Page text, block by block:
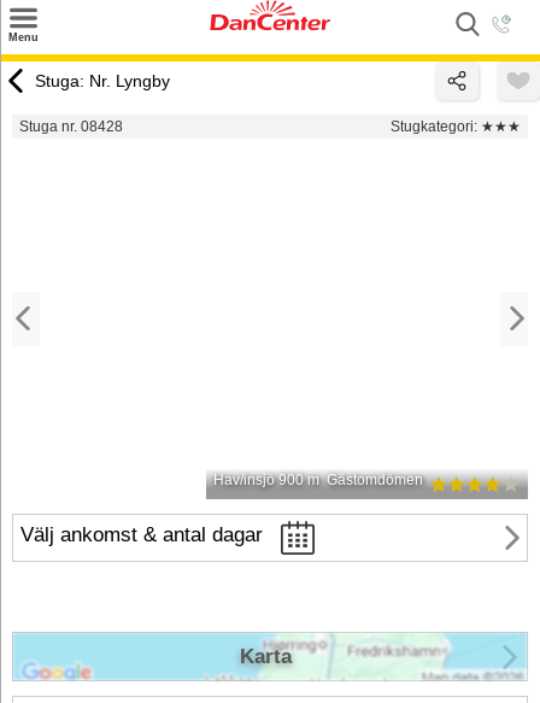
Menu
Tilbud
Stuga: Nr. Lyngby
Stuga nr. 08428 Stugkategori: ★★★
Hav/insjö 900 m Gästomdömen
Välj ankomst & antal dagar
Karta